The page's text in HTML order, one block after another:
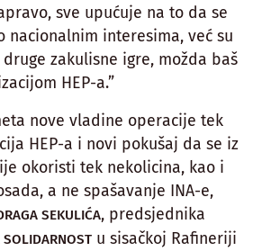
sve upućuje na to da se
nacionalnim interesima, već su
zakulisne igre, možda baš
HEP-a.”
nove vladine operacije tek
HEP-a i novi pokušaj da se iz
okoristi tek nekolicina, kao i
a ne spašavanje INA-e,
SEKULIĆA, predsjednika
SOLIDARNOST u sisačkoj Rafineriji